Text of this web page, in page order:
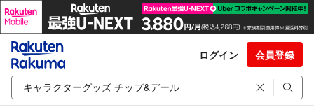
ログイン 会員登録